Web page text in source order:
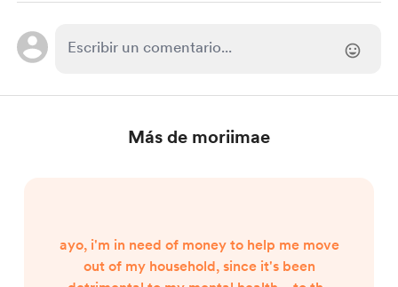
Más de moriimae
ayo, i'm in need of money to help me move
out of my household, since it's been